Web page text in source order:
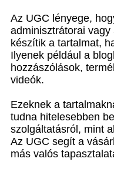
Az UGC lényege,
adminisztrátorai
készítik a tartalmat,
Ilyenek például a
hozzászólások,
videók.
Ezeknek a
tudna hitelesebben
szolgáltatásról, mint
Az UGC segít a
más valós